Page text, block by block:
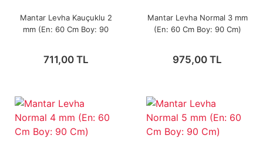
Mantar Levha Kauçuklu 2
mm (En: 60 Cm Boy: 90
711,00 TL
Mantar Levha Normal 3 mm
(En: 60 Cm Boy: 90 Cm)
975,00 TL